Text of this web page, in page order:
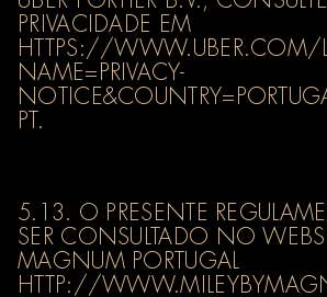
PRIVACIDADE EM
HTTPS://
NAME=PRIVACY-
PT.
5.13. O PRESENTE
SER CONSULTADO NO
MAGNUM PORTUGAL
HTTP://